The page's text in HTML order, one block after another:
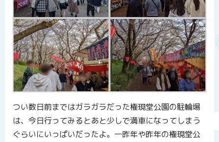
つい数日前まではガラガラだった権現堂公園の駐輪場
は、今日行ってみるとあと少しで満車になってしまう
ぐらいにいっぱいだったよ。一昨年や昨年の権現堂公